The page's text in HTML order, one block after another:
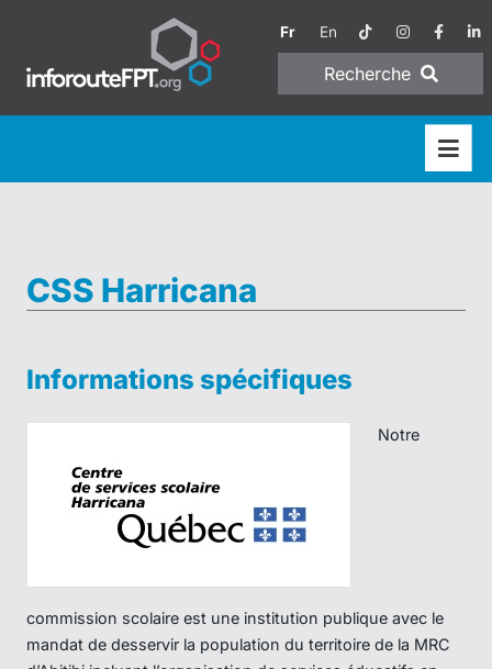
Fr En
Recherche
CSS Harricana
Informations spécifiques
Notre
commission scolaire est une institution publique avec le
mandat de desservir la population du territoire de la MRC